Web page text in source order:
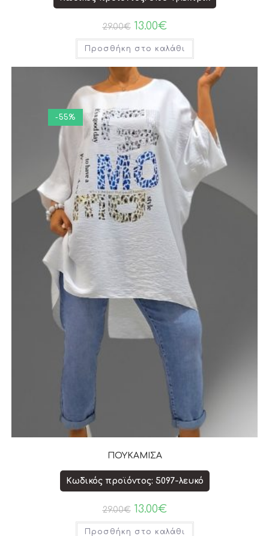
29.00€ 13.00€
Προσθήκη στο καλάθι
-55%
ΠΟΥΚΑΜΙΣΑ
Κωδικός προϊόντος: 5097-λευκό
29.00€ 13.00€
Προσθήκη στο καλάθι